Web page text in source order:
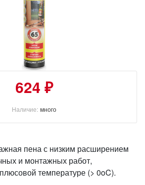
624 ₽
Наличие: много
пена с низким расширением
и монтажных работ,
температуре (> 0oC).